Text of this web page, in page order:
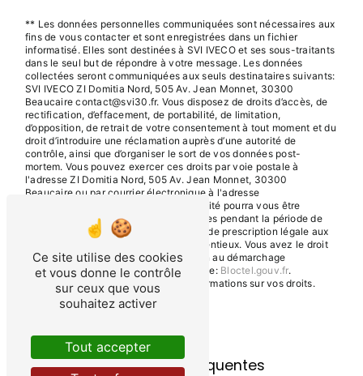
** Les données personnelles communiquées sont nécessaires aux
fins de vous contacter et sont enregistrées dans un fichier
informatisé. Elles sont destinées à SVI IVECO et ses sous-traitants
dans le seul but de répondre à votre message. Les données
collectées seront communiquées aux seuls destinataires suivants:
SVI IVECO ZI Domitia Nord, 505 Av. Jean Monnet, 30300
Beaucaire contact@svi30.fr. Vous disposez de droits d’accès, de
rectification, d’effacement, de portabilité, de limitation,
d’opposition, de retrait de votre consentement à tout moment et du
droit d’introduire une réclamation auprès d’une autorité de
contrôle, ainsi que d’organiser le sort de vos données post-
mortem. Vous pouvez exercer ces droits par voie postale à
l'adresse ZI Domitia Nord, 505 Av. Jean Monnet, 30300
Beaucaire ou par courrier électronique à l'adresse
contact@svi30.fr. Un justificatif d'identité pourra vous être
demandé. Nous conservons vos données pendant la période de
prise de contact puis pendant la durée de prescription légale aux
fins probatoires et de gestion des contentieux. Vous avez le droit
de vous inscrire sur la liste d'opposition au démarchage
téléphonique, disponible à cette adresse: Bloctel.gouv.fr.
Consultez le site cnil.fr pour plus d’informations sur vos droits.
Recherches fréquentes
Ce site utilise des cookies
et vous donne le contrôle
sur ceux que vous
souhaitez activer
Tout accepter